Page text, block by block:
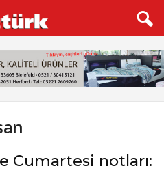
Cumartesi notları: